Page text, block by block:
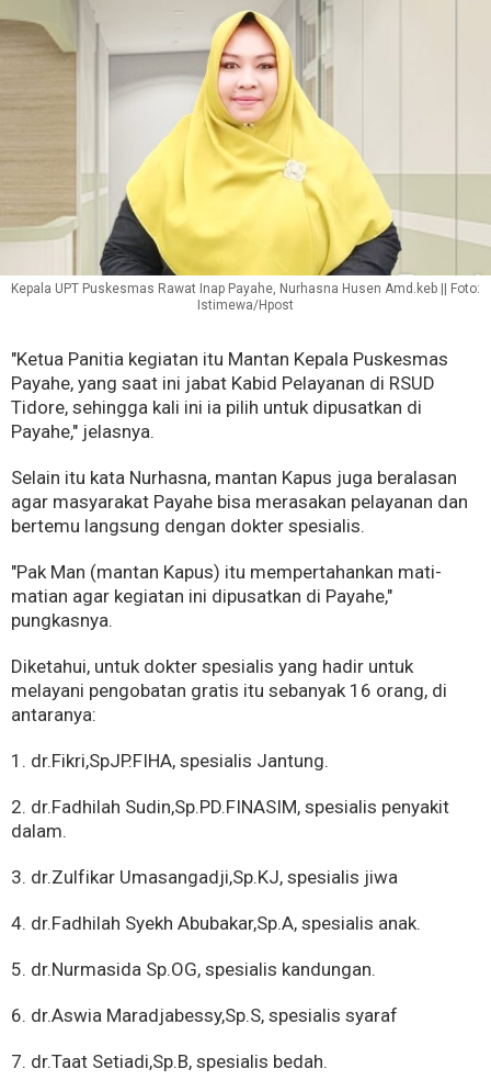
Kepala UPT Puskesmas Rawat Inap Payahe, Nurhasna Husen Amd.keb || Foto:
Istimewa/Hpost
"Ketua Panitia kegiatan itu Mantan Kepala Puskesmas
Payahe, yang saat ini jabat Kabid Pelayanan di RSUD
Tidore, sehingga kali ini ia pilih untuk dipusatkan di
Payahe," jelasnya.
Selain itu kata Nurhasna, mantan Kapus juga beralasan
agar masyarakat Payahe bisa merasakan pelayanan dan
bertemu langsung dengan dokter spesialis.
"Pak Man (mantan Kapus) itu mempertahankan mati-
matian agar kegiatan ini dipusatkan di Payahe,"
pungkasnya.
Diketahui, untuk dokter spesialis yang hadir untuk
melayani pengobatan gratis itu sebanyak 16 orang, di
antaranya:
1. dr.Fikri,SpJP.FIHA, spesialis Jantung.
2. dr.Fadhilah Sudin,Sp.PD.FINASIM, spesialis penyakit
dalam.
3. dr.Zulfikar Umasangadji,Sp.KJ, spesialis jiwa
4. dr.Fadhilah Syekh Abubakar,Sp.A, spesialis anak.
5. dr.Nurmasida Sp.OG, spesialis kandungan.
6. dr.Aswia Maradjabessy,Sp.S, spesialis syaraf
7. dr.Taat Setiadi,Sp.B, spesialis bedah.